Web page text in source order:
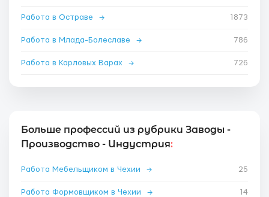
Работа в Остраве → 1873
Работа в Млада-Болеславе → 786
Работа в Карловых Варах → 726
Больше профессий из рубрики Заводы -
Производство - Индустрия:
Работа Мебельщиком в Чехии → 25
Работа Формовщиком в Чехии → 14